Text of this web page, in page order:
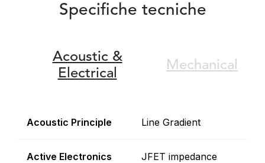
Specifiche tecniche
Acoustic &
Electrical
Mechanical
Acoustic Principle Line Gradient
Active Electronics
JFET impedance